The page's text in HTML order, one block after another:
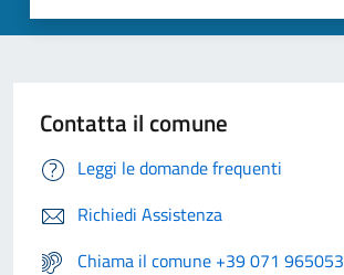
Contatta il comune
Leggi le domande frequenti
Richiedi Assistenza
Chiama il comune +39 071 965053